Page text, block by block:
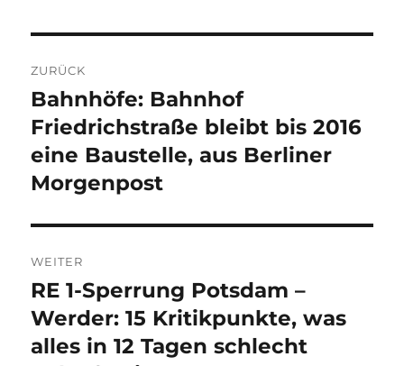
ZURÜCK
Vorheriger
Beitrag:
Bahnhöfe: Bahnhof
Friedrichstraße bleibt bis 2016
eine Baustelle, aus Berliner
Morgenpost
WEITER
Nächster
Beitrag:
RE 1-Sperrung Potsdam –
Werder: 15 Kritikpunkte, was
alles in 12 Tagen schlecht